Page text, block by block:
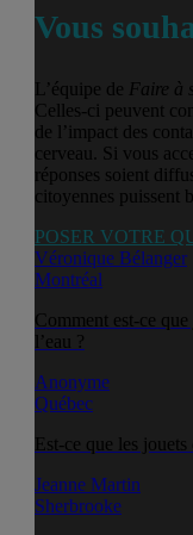
Vous
L’équipe de Faire à
Celles-ci peuvent
de l’impact des
cerveau. Si vous
réponses soient
citoyennes puissent
POSER VOTRE
Véronique Bélanger
Montréal
Comment est-ce
l’eau ?
Anonyme
Québec
Est-ce que les
Jeanne Martin
Sherbrooke